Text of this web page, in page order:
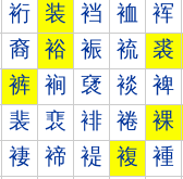
裄 装 裆 裇 裈
裔 裕 裖 裗 裘
裤 裥 裦 裧 裨
裴 裵 裶 裷 裸
褄 褅 褆 複 褈